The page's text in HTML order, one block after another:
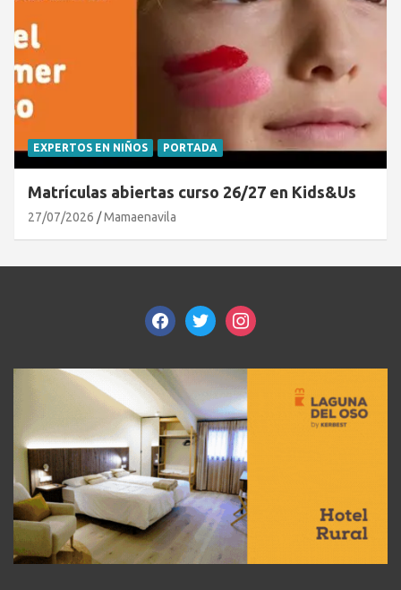
EXPERTOS EN NIÑOS PORTADA
Matrículas abiertas curso 26/27 en Kids&Us
27/07/2026 Mamaenavila
facebooktwitterinstagram